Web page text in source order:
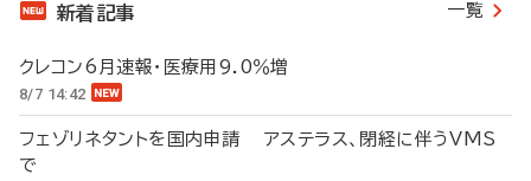
新着記事 一覧
クレコン6月速報・医療用9.0％増
8/7 14:42
フェゾリネタントを国内申請 アステラス、閉経に伴うVMS
で